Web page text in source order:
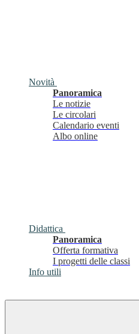
Novità
Panoramica
Le notizie
Le circolari
Calendario eventi
Albo online
Didattica
Panoramica
Offerta formativa
I progetti delle classi
Info utili